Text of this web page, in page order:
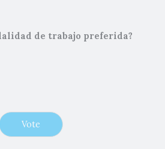
de trabajo preferida?